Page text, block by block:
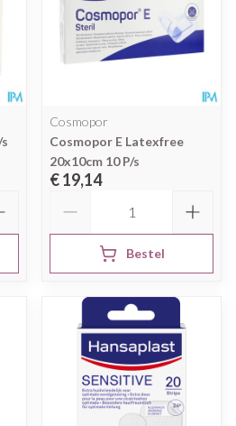
Cosmopor
Cosmopor E Latexfree
20x10cm 10 P/s
€ 19,14
Bestel